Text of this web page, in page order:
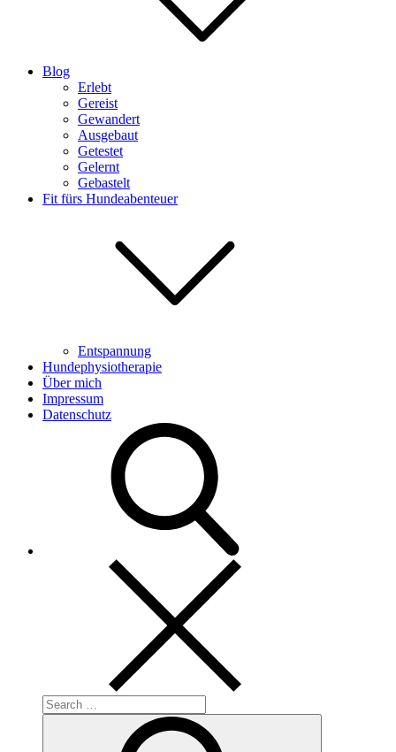
Blog
Erlebt
Gereist
Gewandert
Ausgebaut
Getestet
Gelernt
Gebastelt
Fit fürs Hundeabenteuer
Entspannung
Hundephysiotherapie
Über mich
Impressum
Datenschutz
Search
for: